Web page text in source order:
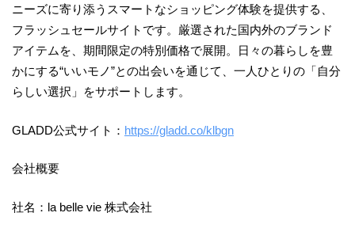
ニーズに寄り添うスマートなショッピング体験を提供する、
フラッシュセールサイトです。厳選された国内外のブランド
アイテムを、期間限定の特別価格で展開。日々の暮らしを豊
かにする“いいモノ”との出会いを通じて、一人ひとりの「自分
らしい選択」をサポートします。
GLADD公式サイト： https://gladd.co/klbgn
会社概要
社名：la belle vie 株式会社